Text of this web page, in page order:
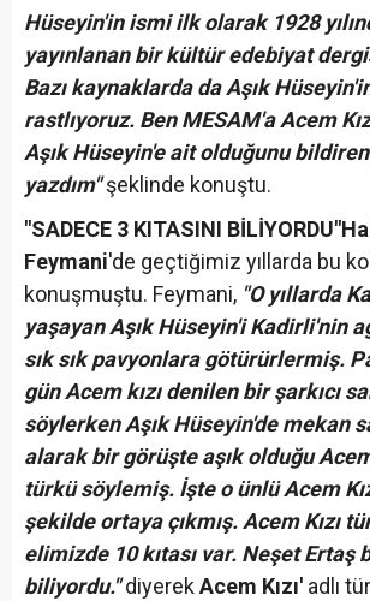
Hüseyin'in ismi ilk olarak 1928
yayınlanan bir kültür edebiyat
Bazı kaynaklarda da Aşık
rastlıyoruz. Ben MESAM'a Acem
Aşık Hüseyin'e ait olduğunu
yazdım"şeklinde konuştu.
"SADECE 3 KITASINI BİLİYORDU"
Feymani'de geçtiğimiz yıllarda bu
konuşmuştu. Feymani, "O yıllarda
yaşayan Aşık Hüseyin'i Kadirli'nin
sık sık pavyonlara götürürlermiş.
gün Acem kızı denilen bir şarkıcı
söylerken Aşık Hüseyin'de mekan
alarak bir görüşte aşık olduğu
türkü söylemiş. İşte o ünlü Acem
şekilde ortaya çıkmış. Acem Kızı
elimizde 10 kıtası var. Neşet Ertaş
biliyordu."diyerekAcem Kızı' adlı